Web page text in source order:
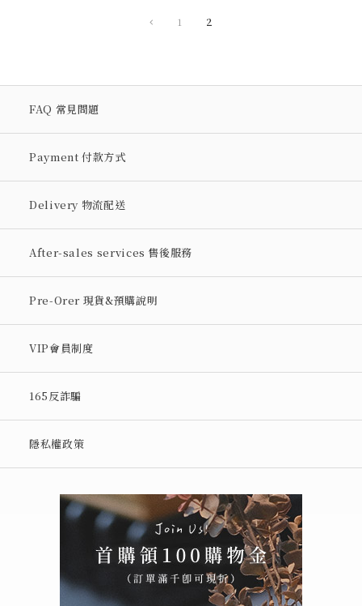
1 2
FAQ 常見問題
Payment 付款方式
Delivery 物流配送
After-sales services 售後服務
Pre-Orer 現貨&預購說明
VIP會員制度
165反詐騙
隱私權政策